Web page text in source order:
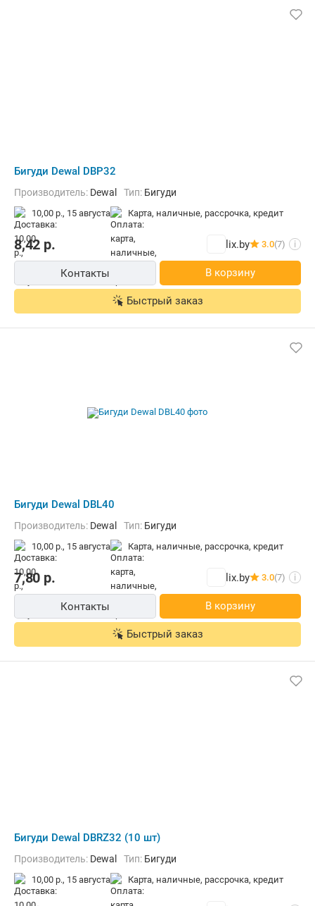
Бигуди Dewal DBP32
Производитель: Dewal Тип: Бигуди
10,00 р., 15 августа карта, наличные, рассрочка, кредит
8,42 р. lix.by 3.0(7) i
Контакты В корзину
Быстрый заказ
Бигуди Dewal DBL40
Производитель: Dewal Тип: Бигуди
10,00 р., 15 августа карта, наличные, рассрочка, кредит
7,80 р. lix.by 3.0(7) i
Контакты В корзину
Быстрый заказ
Бигуди Dewal DBRZ32 (10 шт)
Производитель: Dewal Тип: Бигуди
10,00 р., 15 августа карта, наличные, рассрочка, кредит